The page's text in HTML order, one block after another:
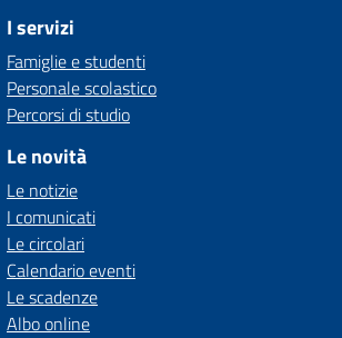
I servizi
Famiglie e studenti
Personale scolastico
Percorsi di studio
Le novità
Le notizie
I comunicati
Le circolari
Calendario eventi
Le scadenze
Albo online